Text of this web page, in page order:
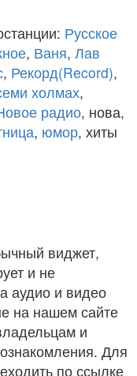
Русское
, Ваня, Лав
, Рекорд(Record),
холмах,
радио, нова,
, юмор, хиты
виджет,
и не
аудио и видео
на нашем сайте
и
Для
по ссылке